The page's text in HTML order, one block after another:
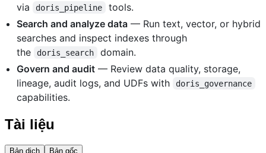
via
doris_pipeline
tools.
Search and analyze data — Run text, vector, or hybrid
searches and inspect indexes through
the
doris_search
domain.
Govern and audit — Review data quality, storage,
lineage, audit logs, and UDFs with
doris_governance
capabilities.
Tài liệu
Bản dịch
Bản gốc